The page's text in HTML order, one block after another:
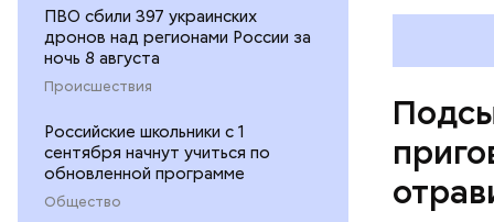
ПВО сбили 397 украинских
дронов над регионами России за
ночь 8 августа
Происшествия
Российские школьники с 1
сентября начнут учиться по
обновленной программе
Общество